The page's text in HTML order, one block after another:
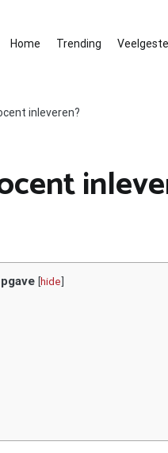
Home Trending
inleveren?
[hide]